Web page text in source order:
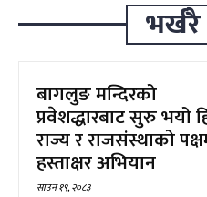
भर्खरै
बागलुङ मन्दिरको
प्रवेशद्धारबाट सुरु भयो
राज्य र राजसंस्थाको
हस्ताक्षर अभियान
साउन १९, २०८३